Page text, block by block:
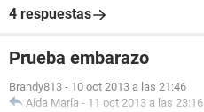
4 respuestas
Prueba embarazo
Brandy813 - 10 oct 2013 a las 21:46
Aída María - 11 oct 2013 a las 23:16